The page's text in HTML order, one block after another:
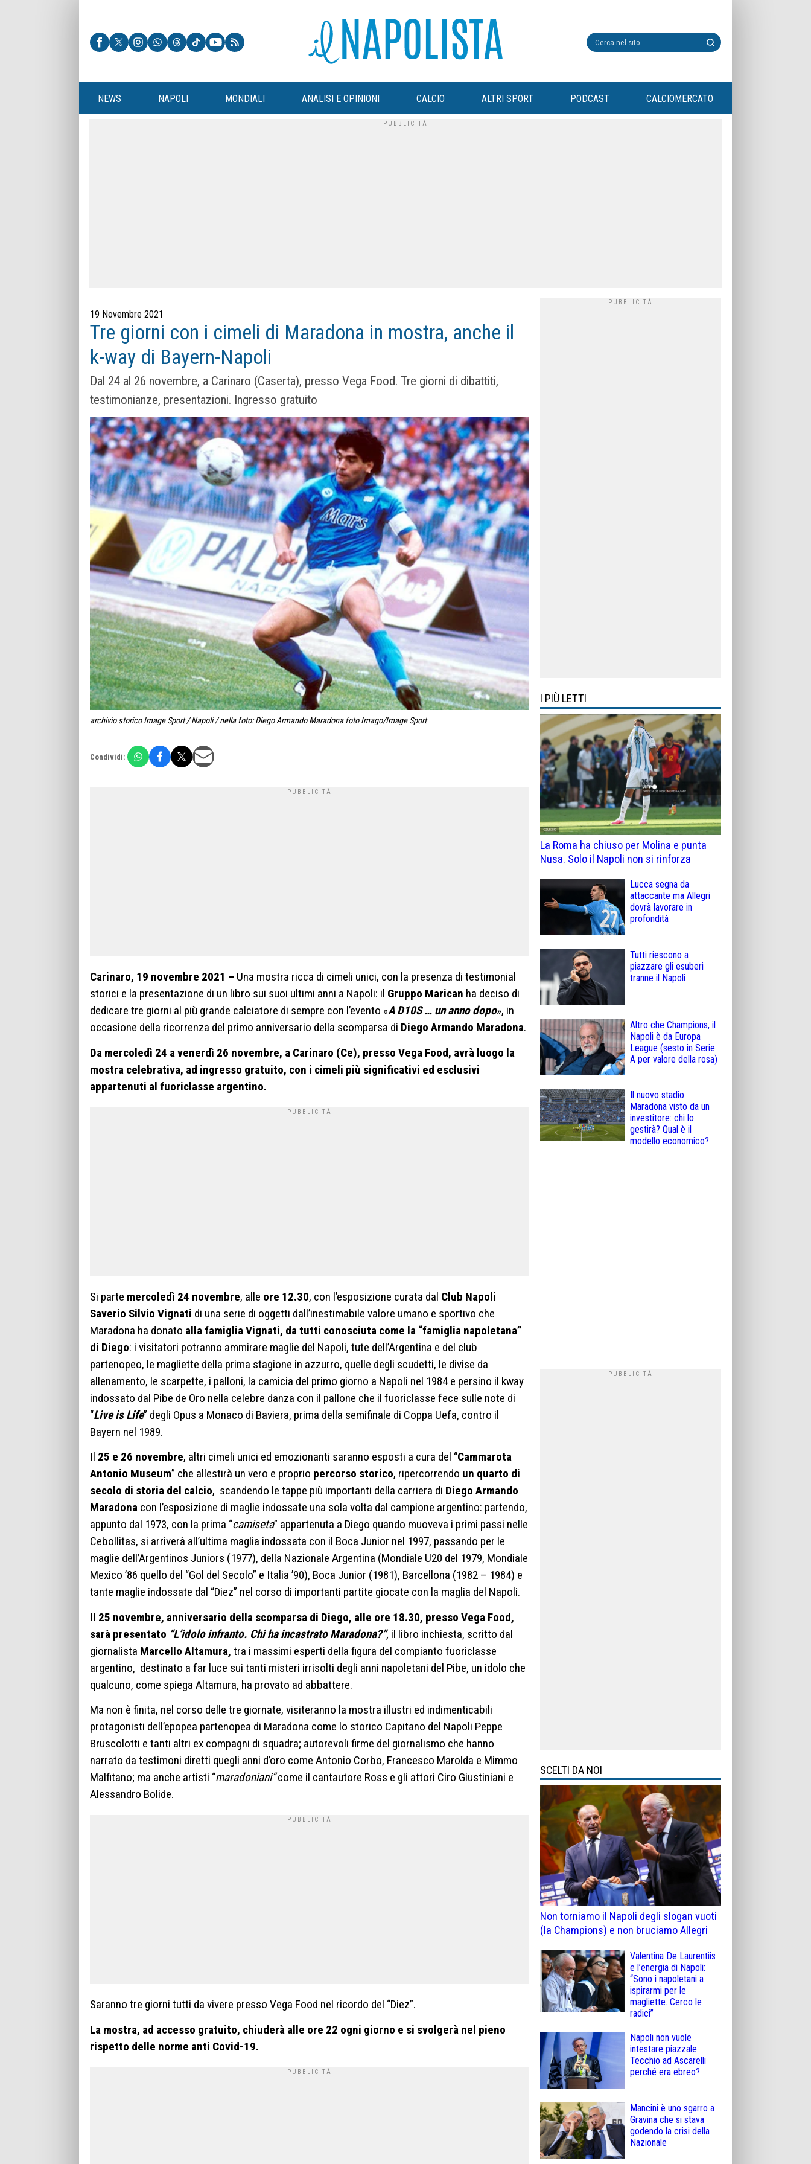
NEWS NAPOLI MONDIALI ANALISI E OPINIONI CALCIO ALTRI SPORT PODCAST CALCIOMERCATO
19 Novembre 2021
Tre giorni con i cimeli di Maradona in mostra, anche il
k-way di Bayern-Napoli
Dal 24 al 26 novembre, a Carinaro (Caserta), presso Vega Food. Tre giorni di dibattiti,
testimonianze, presentazioni. Ingresso gratuito
archivio storico Image Sport / Napoli / nella foto: Diego Armando Maradona foto Imago/Image Sport
Condividi:
Carinaro, 19 novembre 2021 – Una mostra ricca di cimeli unici, con la presenza di testimonial
storici e la presentazione di un libro sui suoi ultimi anni a Napoli: il Gruppo Marican ha deciso di
dedicare tre giorni al più grande calciatore di sempre con l’evento «A D10S … un anno dopo», in
occasione della ricorrenza del primo anniversario della scomparsa di Diego Armando Maradona.
Da mercoledì 24 a venerdì 26 novembre, a Carinaro (Ce), presso Vega Food, avrà luogo la
mostra celebrativa, ad ingresso gratuito, con i cimeli più significativi ed esclusivi
appartenuti al fuoriclasse argentino.
Si parte mercoledì 24 novembre, alle ore 12.30, con l’esposizione curata dal Club Napoli
Saverio Silvio Vignati di una serie di oggetti dall’inestimabile valore umano e sportivo che
Maradona ha donato alla famiglia Vignati, da tutti conosciuta come la “famiglia napoletana”
di Diego: i visitatori potranno ammirare maglie del Napoli, tute dell’Argentina e del club
partenopeo, le magliette della prima stagione in azzurro, quelle degli scudetti, le divise da
allenamento, le scarpette, i palloni, la camicia del primo giorno a Napoli nel 1984 e persino il kway
indossato dal Pibe de Oro nella celebre danza con il pallone che il fuoriclasse fece sulle note di
“Live is Life” degli Opus a Monaco di Baviera, prima della semifinale di Coppa Uefa, contro il
Bayern nel 1989.
Il 25 e 26 novembre, altri cimeli unici ed emozionanti saranno esposti a cura del “Cammarota
Antonio Museum” che allestirà un vero e proprio percorso storico, ripercorrendo un quarto di
secolo di storia del calcio, scandendo le tappe più importanti della carriera di Diego Armando
Maradona con l’esposizione di maglie indossate una sola volta dal campione argentino: partendo,
appunto dal 1973, con la prima “camiseta” appartenuta a Diego quando muoveva i primi passi nelle
Cebollitas, si arriverà all’ultima maglia indossata con il Boca Junior nel 1997, passando per le
maglie dell’Argentinos Juniors (1977), della Nazionale Argentina (Mondiale U20 del 1979, Mondiale
Mexico ’86 quello del “Gol del Secolo” e Italia ’90), Boca Junior (1981), Barcellona (1982 – 1984) e
tante maglie indossate dal “Diez” nel corso di importanti partite giocate con la maglia del Napoli.
Il 25 novembre, anniversario della scomparsa di Diego, alle ore 18.30, presso Vega Food,
sarà presentato “L’idolo infranto. Chi ha incastrato Maradona?”, il libro inchiesta, scritto dal
giornalista Marcello Altamura, tra i massimi esperti della figura del compianto fuoriclasse
argentino, destinato a far luce sui tanti misteri irrisolti degli anni napoletani del Pibe, un idolo che
qualcuno, come spiega Altamura, ha provato ad abbattere.
Ma non è finita, nel corso delle tre giornate, visiteranno la mostra illustri ed indimenticabili
protagonisti dell’epopea partenopea di Maradona come lo storico Capitano del Napoli Peppe
Bruscolotti e tanti altri ex compagni di squadra; autorevoli firme del giornalismo che hanno
narrato da testimoni diretti quegli anni d’oro come Antonio Corbo, Francesco Marolda e Mimmo
Malfitano; ma anche artisti “maradoniani”come il cantautore Ross e gli attori Ciro Giustiniani e
Alessandro Bolide.
Saranno tre giorni tutti da vivere presso Vega Food nel ricordo del “Diez”.
La mostra, ad accesso gratuito, chiuderà alle ore 22 ogni giorno e si svolgerà nel pieno
rispetto delle norme anti Covid-19.
I PIÙ LETTI
La Roma ha chiuso per Molina e punta
Nusa. Solo il Napoli non si rinforza
Lucca segna da
attaccante ma Allegri
dovrà lavorare in
profondità
Tutti riescono a
piazzare gli esuberi
tranne il Napoli
Altro che Champions, il
Napoli è da Europa
League (sesto in Serie
A per valore della rosa)
Il nuovo stadio
Maradona visto da un
investitore: chi lo
gestirà? Qual è il
modello economico?
SCELTI DA NOI
Non torniamo il Napoli degli slogan vuoti
(la Champions) e non bruciamo Allegri
Valentina De Laurentiis
e l’energia di Napoli:
“Sono i napoletani a
ispirarmi per le
magliette. Cerco le
radici”
Napoli non vuole
intestare piazzale
Tecchio ad Ascarelli
perché era ebreo?
Mancini è uno sgarro a
Gravina che si stava
godendo la crisi della
Nazionale